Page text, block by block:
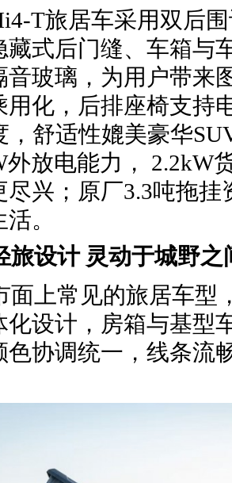
T旅居车采用双后
藏式后门缝、车箱与
音玻璃，为用户带来
用化，后排座椅支持
，舒适性媲美豪华
外放电能力， 2.2kW
尽兴；原厂3.3吨拖挂
。
旅设计灵动于城野之
面上常见的旅居车型
化设计，房箱与基型
色协调统一，线条流